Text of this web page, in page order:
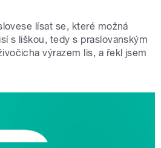
lísat se, které možná
s liškou, tedy s praslovanským
výrazem lis, a řekl jsem